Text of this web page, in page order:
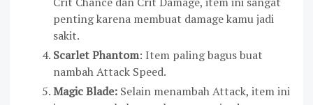
penting karena membuat damage kamu jadi
sakit.
Scarlet Phantom: Item paling bagus buat
nambah Attack Speed.
Magic Blade: Selain menambah Attack, item ini